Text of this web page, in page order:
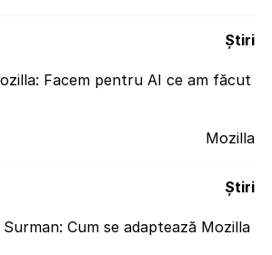
Mozilla
Știri
Facem pentru AI ce am făcut
Știri
Cum se adaptează Mozilla